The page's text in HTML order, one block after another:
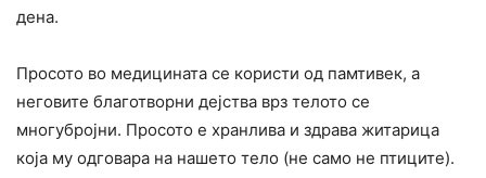
дена.
Просото во медицината се користи од памтивек, а
неговите благотворни дејства врз телото се
многубројни. Просото е хранлива и здрава житарица
која му одговара на нашето тело (не само не птиците).